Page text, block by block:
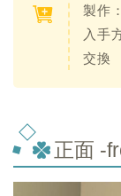
製作
入手
交換
正面 -